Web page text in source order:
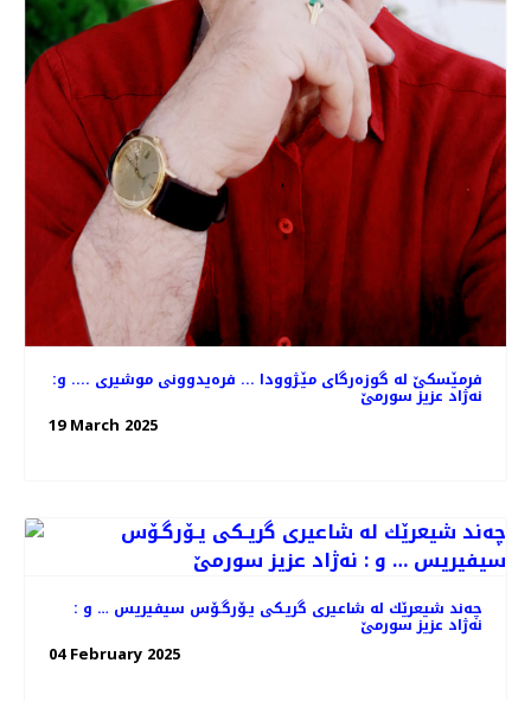
فرمێسكێ له‌ گوزه‌رگای مێـژوودا ... فره‌یدوونی موشیری .... و:
نه‌ژاد عزیز سورمێ
19 March 2025
چه‌ند شیعرێك له‌ شاعیری گریـكی یـۆرگـۆس سیفیریس … و :
نه‌ژاد عزیز سورمێ
04 February 2025